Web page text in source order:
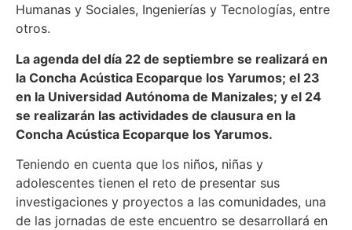
Humanas y Sociales, Ingenierías y Tecnologías, entre
otros.
La agenda del día 22 de septiembre se realizará en
la Concha Acústica Ecoparque los Yarumos; el 23
en la Universidad Autónoma de Manizales; y el 24
se realizarán las actividades de clausura en la
Concha Acústica Ecoparque los Yarumos.
Teniendo en cuenta que los niños, niñas y
adolescentes tienen el reto de presentar sus
investigaciones y proyectos a las comunidades, una
de las jornadas de este encuentro se desarrollará en